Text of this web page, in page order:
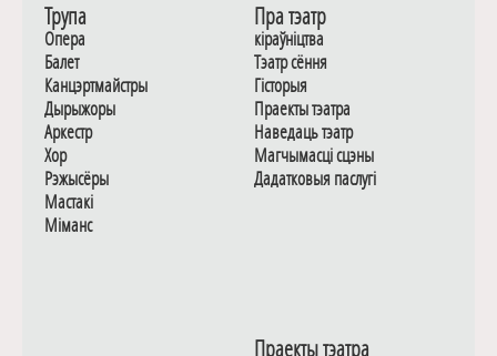
Трупа
Опера
Балет
Канцэртмайстры
Дырыжоры
Аркестр
Хор
Рэжысёры
Мастакі
Мiманс
Пра тэатр
кіраўніцтва
Тэатр сёння
Гiсторыя
Праекты тэатра
Наведаць тэатр
Магчымасцi сцэны
Дадаткoвыя паслугi
Праекты тэатра